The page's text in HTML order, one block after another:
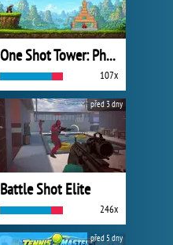
One Shot Tower: Physics Destroyer
107x
Battle Shot Elite
246x
před 3 dny
před 5 dny